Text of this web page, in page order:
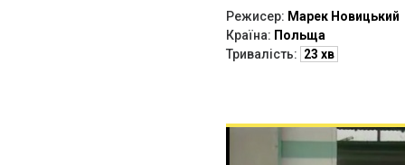
Режисер: Марек Новицький
Країна: Польща
Тривалість: 23 хв